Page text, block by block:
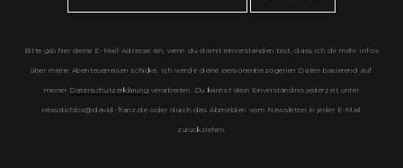
Bitte gib hier deine E-Mail-Adresse ein, wenn du damit einverstanden bist, dass ich dir mehr Infos
über meine Abenteuerreisen schicke. Ich werde deine personenbezogenen Daten basierend auf
meiner Datenschutzerklärung verarbeiten. Du kannst dein Einverständnis jederzeit unter
reissdichlos@david-franz.de oder durch das Abmelden vom Newsletter in jeder E-Mail
zurückziehen.